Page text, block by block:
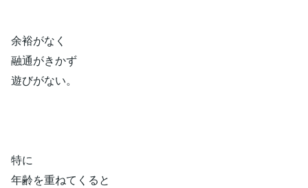
余裕がなく
融通がきかず
遊びがない。
特に
年齢を重ねてくると